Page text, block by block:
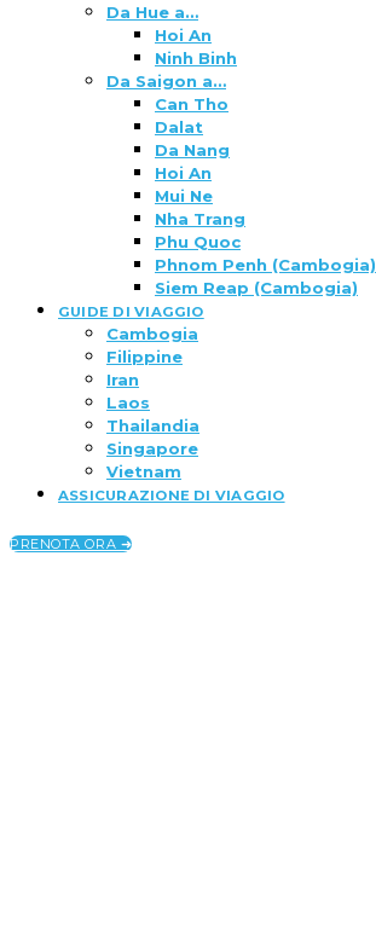
Da Hue a…
Hoi An
Ninh Binh
Da Saigon a…
Can Tho
Dalat
Da Nang
Hoi An
Mui Ne
Nha Trang
Phu Quoc
Phnom Penh (Cambogia)
Siem Reap (Cambogia)
GUIDE DI VIAGGIO
Cambogia
Filippine
Iran
Laos
Thailandia
Singapore
Vietnam
ASSICURAZIONE DI VIAGGIO
PRENOTA ORA ➜